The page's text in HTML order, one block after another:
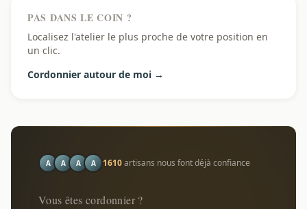
PAS DANS LE COIN ?
Localisez l'atelier le plus proche de votre position en
un clic.
Cordonnier autour de moi →
A A A A 1610artisans nous font déjà confiance
Vous êtes cordonnier ?